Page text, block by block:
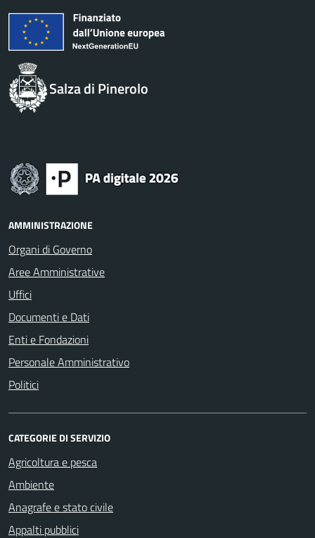
Salza di Pinerolo
AMMINISTRAZIONE
Organi di Governo
Aree Amministrative
Uffici
Documenti e Dati
Enti e Fondazioni
Personale Amministrativo
Politici
CATEGORIE DI SERVIZIO
Agricoltura e pesca
Ambiente
Anagrafe e stato civile
Appalti pubblici